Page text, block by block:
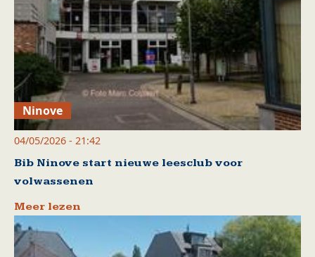
Ninove
04/05/2026 - 21:42
Bib Ninove start nieuwe leesclub voor
volwassenen
Meer lezen